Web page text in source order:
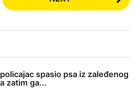
spasio psa iz zaleđenog
zatim ga...